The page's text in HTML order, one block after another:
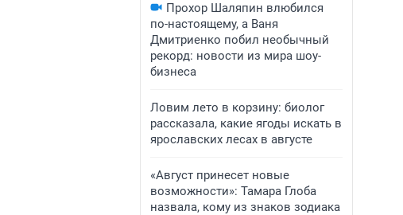
Прохор Шаляпин влюбился
по-настоящему, а Ваня
Дмитриенко побил необычный
рекорд: новости из мира шоу-
бизнеса
Ловим лето в корзину: биолог
рассказала, какие ягоды искать в
ярославских лесах в августе
«Август принесет новые
возможности»: Тамара Глоба
назвала, кому из знаков зодиака